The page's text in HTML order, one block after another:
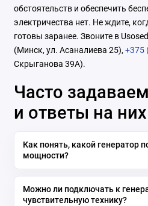
обстоятельств и обеспечить
электричества нет. Не ждите,
готовы заранее. Звоните в
(Минск, ул. Асаналиева 25), +375
Скрыганова 39А).
Часто
и ответы на них
Как понять, какой генератор
мощности?
Можно ли подключать к
чувствительную технику?